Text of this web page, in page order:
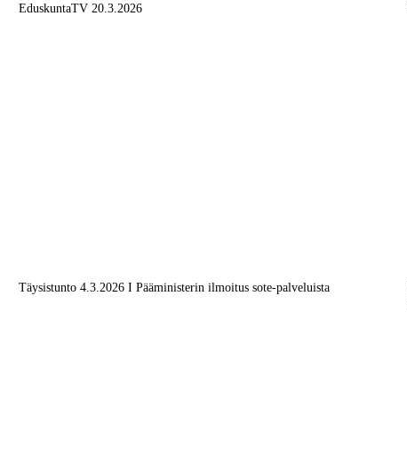
EduskuntaTV 20.3.2026
Täysistunto 4.3.2026 I Pääministerin ilmoitus sote-palveluista